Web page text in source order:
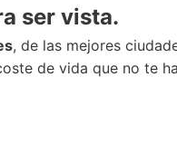
ser vista.
, de las mejores
de vida que no te